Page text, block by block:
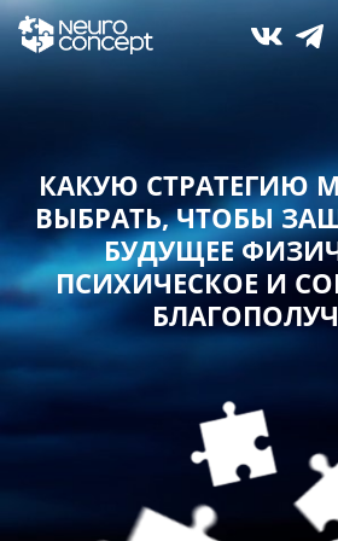
КАКУЮ СТРАТЕГИЮ
ВЫБРАТЬ,ЧТОБЫ
БУДУЩЕЕ
ПСИХИЧЕСКОЕ И